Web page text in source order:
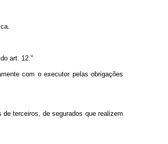
art. 12."
com o executor pelas obrigações
terceiros, de segurados que realizem